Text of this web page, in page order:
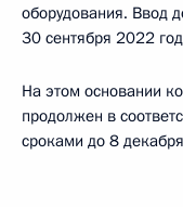
оборудования. Ввод
30 сентября 2022
На этом основании
продолжен в
сроками до 8